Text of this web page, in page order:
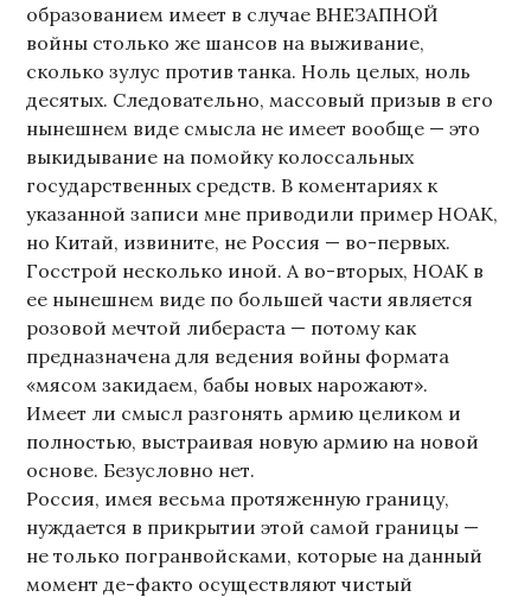
образованием имеет в случае ВНЕЗАПНОЙ
войны столько же шансов на выживание,
сколько зулус против танка. Ноль целых, ноль
десятых. Следовательно, массовый призыв в его
нынешнем виде смысла не имеет вообще — это
выкидывание на помойку колоссальных
государственных средств. В коментариях к
указанной записи мне приводили пример НОАК,
но Китай, извините, не Россия — во-первых.
Госстрой несколько иной. А во-вторых, НОАК в
ее нынешнем виде по большей части является
розовой мечтой либераста — потому как
предназначена для ведения войны формата
«мясом закидаем, бабы новых нарожают».
Имеет ли смысл разгонять армию целиком и
полностью, выстраивая новую армию на новой
основе. Безусловно нет.
Россия, имея весьма протяженную границу,
нуждается в прикрытии этой самой границы —
не только погранвойсками, которые на данный
момент де-факто осуществляют чистый